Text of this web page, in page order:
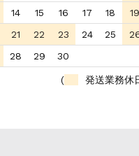
14 15 16 17 18
19
21 22 23 24 25
28 29 30
( 発送業務休